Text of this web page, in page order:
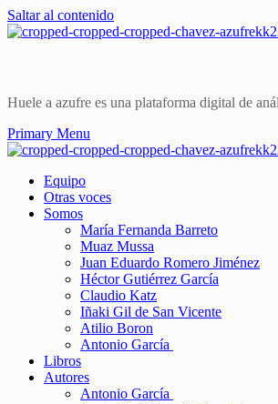
Saltar al contenido
Huele a azufre es una plataforma digital de
Primary Menu
Equipo
Otras voces
Somos
María Fernanda Barreto
Muaz Mussa
Juan Eduardo Romero Jiménez
Héctor Gutiérrez García
Claudio Katz
Iñaki Gil de San Vicente
Atilio Boron
Antonio García
Libros
Autores
Antonio García